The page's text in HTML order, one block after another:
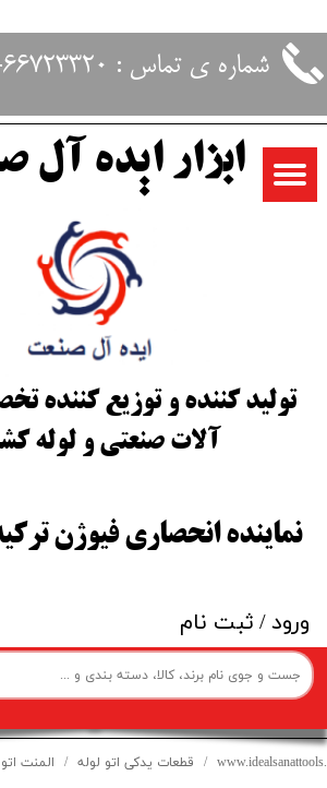
شماره ی تماس : 66723320-021
ابزار ایده آل
تولید کننده و توزیع کننده
آلات صنعتی و لوله
​نماینده انحصاری فیوژن
ورود/ ثبت نام
حساب کاربری من
تغییر گذر واژه
سفارشات
خروج از حساب کاربری
قطعات یدکی اتو لوله المنت اتو